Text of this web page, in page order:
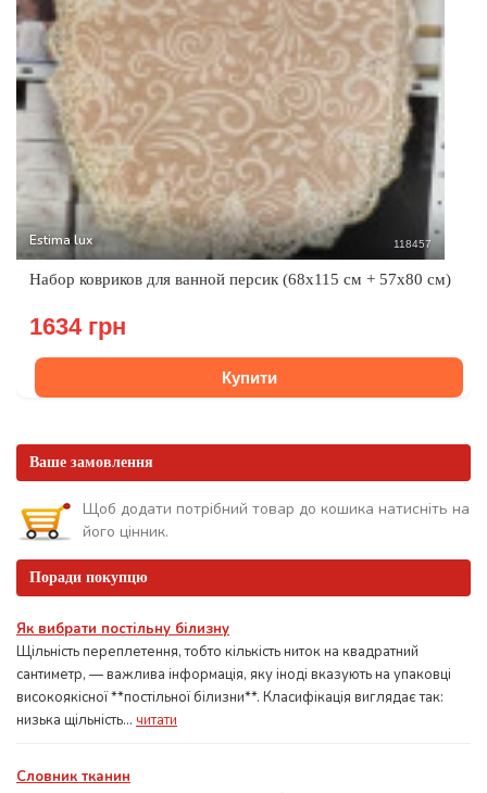
Estima lux 118457
Набор ковриков для ванной персик (68x115 см + 57x80 см)
1634 грн
Купити
Ваше замовлення
Щоб додати потрібний товар до кошика натисніть на
його цінник.
Поради покупцю
Як вибрати постільну білизну
Щільність переплетення, тобто кількість ниток на квадратний
сантиметр, — важлива інформація, яку іноді вказують на упаковці
високоякісної **постільної білизни**. Класифікація виглядає так:
низька щільність... читати
Словник тканин